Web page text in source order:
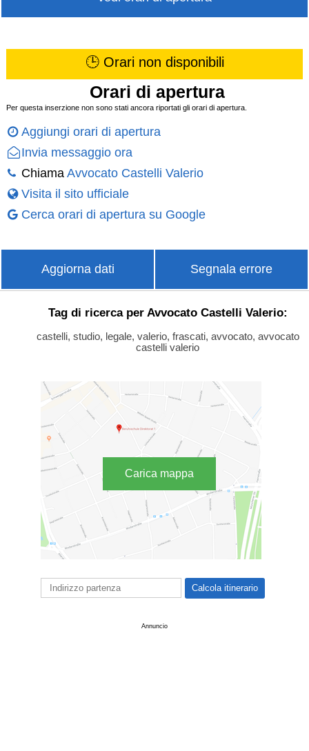
🕒 Orari non disponibili
Orari di apertura
Per questa inserzione non sono stati ancora riportati gli orari di apertura.
Aggiungi orari di apertura
Invia messaggio ora
Chiama Avvocato Castelli Valerio
Visita il sito ufficiale
Cerca orari di apertura su Google
Aggiorna dati Segnala errore
Tag di ricerca per Avvocato Castelli Valerio:
castelli, studio, legale, valerio, frascati, avvocato, avvocato
castelli valerio
Carica mappa
Annuncio